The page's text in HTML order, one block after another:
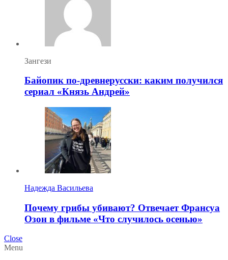
Зангези
Байопик по-древнерусски: каким получился
сериал «Князь Андрей»
Надежда Васильева
Почему грибы убивают? Отвечает Франсуа
Озон в фильме «Что случилось осенью»
Close
Menu